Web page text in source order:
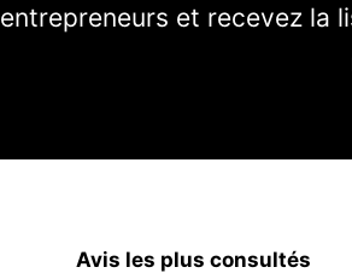
entrepreneurs et recevez la
Avis les plus consultés